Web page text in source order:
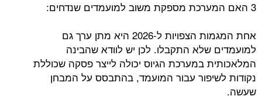
3 האם המערכת מספקת משוב למועמדים שנדחים:
אחת המגמות הצפויות ל-2026 היא מתן ערך גם
למועמדים שלא התקבלו. לכן יש לוודא שהבינה
המלאכותית במערכת הגיוס יכולה לייצר פסקה שכוללת
נקודות לשיפור עבור המועמד, בהתבסס על המבחן
שעשה.